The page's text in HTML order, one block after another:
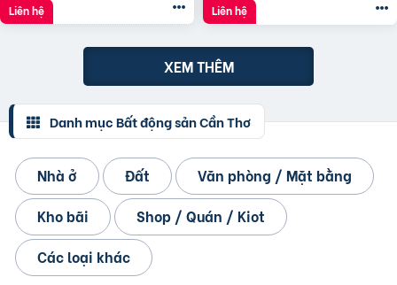
Liên hệ Liên hệ
XEM THÊM
Danh mục Bất động sản Cần Thơ
Nhà ở Đất
Văn phòng / Mặt bằng
Kho bãi
Shop / Quán / Kiot
Các loại khác